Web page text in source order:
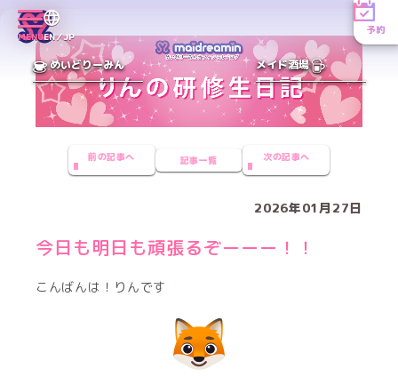
MENUEN／JP
予約
めいどりーみん メイド酒場
前の記事へ 記事一覧 次の記事へ
2026年01月27日
今日も明日も頑張るぞーーー！！
こんばんは！りんです